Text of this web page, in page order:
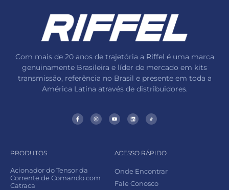
Com mais de 20 anos de trajetória a Riffel é uma marca
genuinamente Brasileira e líder de mercado em kits
transmissão, referência no Brasil e presente em toda a
América Latina através de distribuidores.
PRODUTOS
Acionador do Tensor da
Corrente de Comando com
Catraca
ACESSO RÁPIDO
Onde Encontrar
Fale Conosco